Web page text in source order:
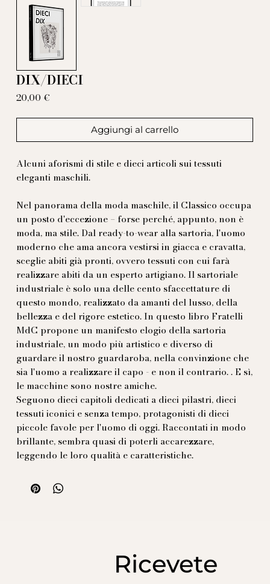
DIX/DIECI
20,00 €
Aggiungi al carrello
Alcuni aforismi di stile e dieci articoli sui tessuti
eleganti maschili.
Nel panorama della moda maschile, il Classico occupa
un posto d'eccezione – forse perché, appunto, non è
moda, ma stile. Dal ready-to-wear alla sartoria, l'uomo
moderno che ama ancora vestirsi in giacca e cravatta,
sceglie abiti già pronti, ovvero tessuti con cui farà
realizzare abiti da un esperto artigiano. Il sartoriale
industriale è solo una delle cento sfaccettature di
questo mondo, realizzato da amanti del lusso, della
bellezza e del rigore estetico. In questo libro Fratelli
MdC propone un manifesto elogio della sartoria
industriale, un modo più artistico e diverso di
guardare il nostro guardaroba, nella convinzione che
sia l'uomo a realizzare il capo - e non il contrario. . E sì,
le macchine sono nostre amiche.
Seguono dieci capitoli dedicati a dieci pilastri, dieci
tessuti iconici e senza tempo, protagonisti di dieci
piccole favole per l'uomo di oggi. Raccontati in modo
brillante, sembra quasi di poterli accarezzare,
leggendo le loro qualità e caratteristiche.
Ricevete